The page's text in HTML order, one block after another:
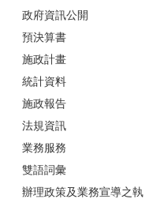
政府資訊公開
預決算書
施政計畫
統計資料
施政報告
法規資訊
業務服務
雙語詞彙
辦理政策及業務宣導之執